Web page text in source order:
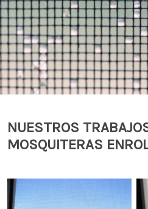
NUESTROS
MOSQUITERAS